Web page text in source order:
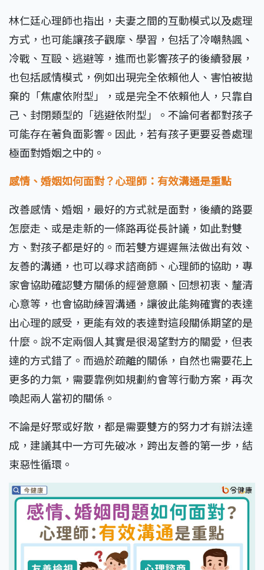
林仁廷心理師也指出，夫妻之間的互動模式以及處理
方式，也可能讓孩子觀摩、學習，包括了冷嘲熱諷、
冷戰、互毆、逃避等，進而也影響孩子的後續發展，
也包括感情模式，例如出現完全依賴他人、害怕被拋
棄的「焦慮依附型」，或是完全不依賴他人，只靠自
己、封閉類型的「逃避依附型」。不論何者都對孩子
可能存在著負面影響。因此，若有孩子更要妥善處理
極面對婚姻之中的。
感情、婚姻如何面對？心理師：有效溝通是重點
改善感情、婚姻，最好的方式就是面對，後續的路要
怎麼走、或是走新的一條路再從長計議，如此對雙
方、對孩子都是好的。而若雙方遲遲無法做出有效、
友善的溝通，也可以尋求諮商師、心理師的協助，專
家會協助確認雙方關係的經營意願、回想初衷、釐清
心意等，也會協助練習溝通，讓彼此能夠確實的表達
出心理的感受，更能有效的表達對這段關係期望的是
什麼。說不定兩個人其實是很渴望對方的關愛，但表
達的方式錯了。而過於疏離的關係，自然也需要花上
更多的力氣，需要靠例如規劃約會等行動方案，再次
喚起兩人當初的關係。
不論是好聚或好散，都是需要雙方的努力才有辦法達
成，建議其中一方可先破冰，跨出友善的第一步，結
束惡性循環。